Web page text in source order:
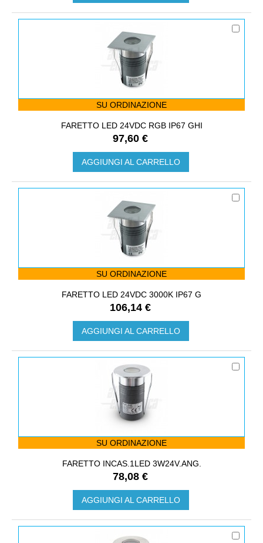
SU ORDINAZIONE
FARETTO LED 24VDC RGB IP67 GHI
97,60 €
AGGIUNGI AL CARRELLO
SU ORDINAZIONE
FARETTO LED 24VDC 3000K IP67 G
106,14 €
AGGIUNGI AL CARRELLO
SU ORDINAZIONE
FARETTO INCAS.1LED 3W24V.ANG.
78,08 €
AGGIUNGI AL CARRELLO